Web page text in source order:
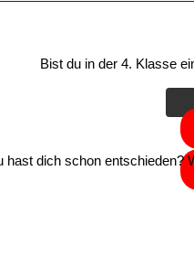
Bist du in der 4. Klasse
hast dich schon entschieden?